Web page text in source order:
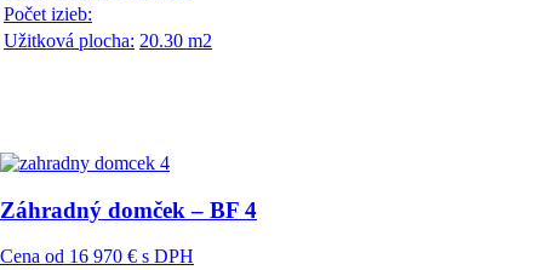
Počet izieb:
Užitková plocha: 20.30 m2
Záhradný domček – BF 4
Cena od 16 970 € s DPH